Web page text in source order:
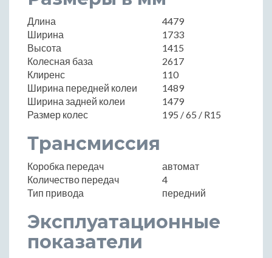
Длина
4479
Ширина
1733
Высота
1415
Колесная база
2617
Клиренс
110
Ширина передней колеи
1489
Ширина задней колеи
1479
Размер колес
195 / 65 / R15
Трансмиссия
Коробка передач
автомат
Количество передач
4
Тип привода
передний
Эксплуатационные
показатели